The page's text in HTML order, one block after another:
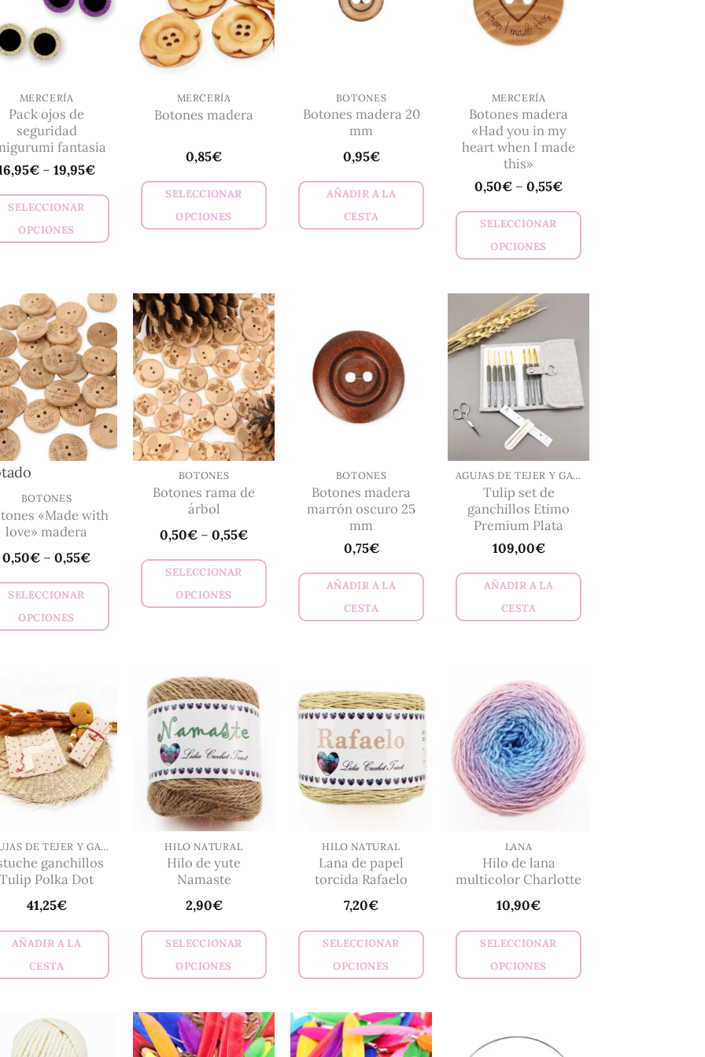
opciones
se
pueden
en
la
página
de
producto
se
pueden
elegir
la
página
producto
se
la
página
producto
se
pueden
la
página
de
producto
MERCERÍA
Pack ojos de
seguridad
fantasía
€ – 19,95€
SELECCIONAR
OPCIONES
tiene
múltiples
variantes.
Las
opciones
se
pueden
elegir
en
página
de
producto
MERCERÍA
Botones madera
0,85€
SELECCIONAR
OPCIONES
múltiples
variantes.
Las
opciones
se
pueden
elegir
en
la
página
de
producto
BOTONES
Botones madera 20
mm
0,95€
AÑADIR A LA
CESTA
MERCERÍA
Botones madera
«Had you in my
heart when I made
this»
0,50€ – 0,55€
SELECCIONAR
OPCIONES
producto
tiene
múltiples
variantes.
Las
opciones
se
pueden
elegir
en
la
página
de
producto
BOTONES
«Made with
love» madera
0,50€ – 0,55€
SELECCIONAR
OPCIONES
múltiples
variantes.
Las
opciones
se
pueden
en
la
página
de
producto
BOTONES
Botones rama de
árbol
0,50€ – 0,55€
SELECCIONAR
OPCIONES
múltiples
variantes.
opciones
se
pueden
elegir
en
la
página
de
producto
BOTONES
Botones madera
marrón oscuro 25
mm
0,75€
AÑADIR A LA
CESTA
AGUJAS DE TEJER Y GANCHILLOS
Tulip set de
ganchillos Etimo
Premium Plata
109,00€
AÑADIR A LA
CESTA
AGUJAS DE TEJER Y GANCHILLOS
ganchillos
Tulip Polka Dot
41,25€
AÑADIR A LA
CESTA
HILO NATURAL
Hilo de yute
Namaste
2,90€
SELECCIONAR
OPCIONES
producto
tiene
múltiples
HILO NATURAL
Lana de papel
torcida Rafaelo
7,20€
SELECCIONAR
OPCIONES
producto
tiene
múltiples
LANA
Hilo de lana
multicolor Charlotte
10,90€
SELECCIONAR
OPCIONES
múltiples